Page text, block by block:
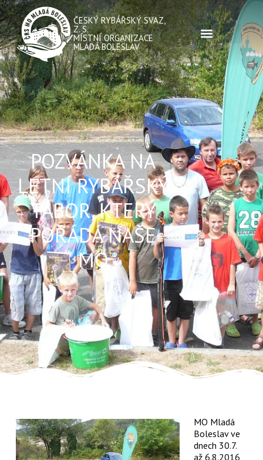
ČESKÝ RYBÁŘSKÝ SVAZ,
Z. S.
MÍSTNÍ ORGANIZACE
MLADÁ BOLESLAV
POZVÁNKA NA
LETNÍ RYBÁŘSKÝ
TÁBOR, KTERÝ
POŘÁDÁ NAŠE
MO
MO Mladá
Boleslav ve
dnech 30.7.
až 6.8.2016